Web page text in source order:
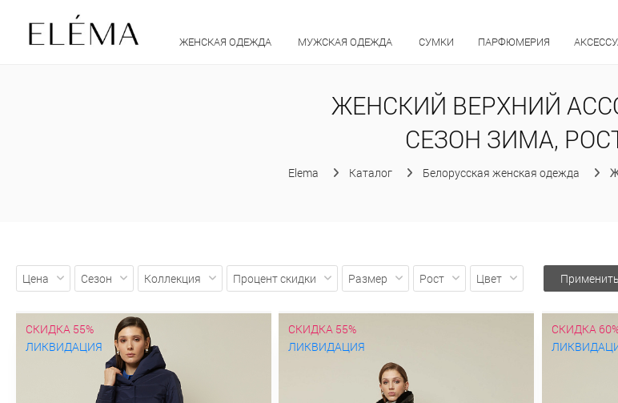
ЖЕНСКАЯ ОДЕЖДА МУЖСКАЯ ОДЕЖДА СУМКИ ПАРФЮМЕРИЯ
ЖЕНСКИЙ ВЕРХНИЙ
СЕЗОН ЗИМА,
Elema Каталог Белорусская женская одежда
Цена Сезон Коллекция Процент скидки Размер Рост Цвет Применить
СКИДКА 55%
ЛИКВИДАЦИЯ
СКИДКА 55%
ЛИКВИДАЦИЯ
СКИДКА